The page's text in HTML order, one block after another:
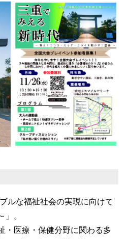
ルな福祉社会の実現に向けて
」。
・医療・保健分野に関わる多